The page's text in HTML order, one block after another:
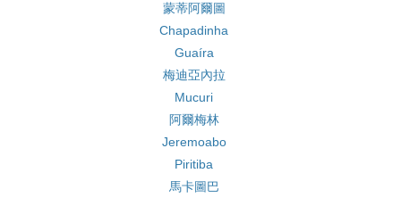
蒙蒂阿爾圖
Chapadinha
Guaíra
梅迪亞內拉
Mucuri
阿爾梅林
Jeremoabo
Piritiba
馬卡圖巴